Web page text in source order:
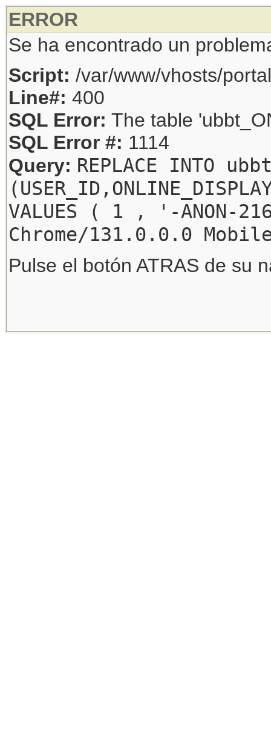
ERROR
Se ha encontrado un
Script: /var/www/vhosts/
Line#: 400
SQL Error: The table
SQL Error #: 1114
Query: REPLACE INTO
VALUES ( 1 , '-
Chrome/131.0.0.0
Pulse el botón ATRAS de su